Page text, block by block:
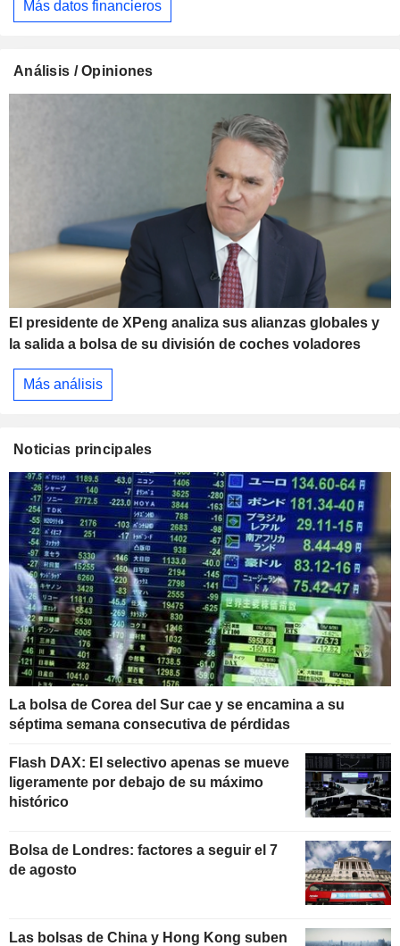
Más datos financieros
Análisis / Opiniones
El presidente de XPeng analiza sus alianzas globales y
la salida a bolsa de su división de coches voladores
Más análisis
Noticias principales
La bolsa de Corea del Sur cae y se encamina a su
séptima semana consecutiva de pérdidas
Flash DAX: El selectivo apenas se mueve
ligeramente por debajo de su máximo
histórico
Bolsa de Londres: factores a seguir el 7
de agosto
Las bolsas de China y Hong Kong suben